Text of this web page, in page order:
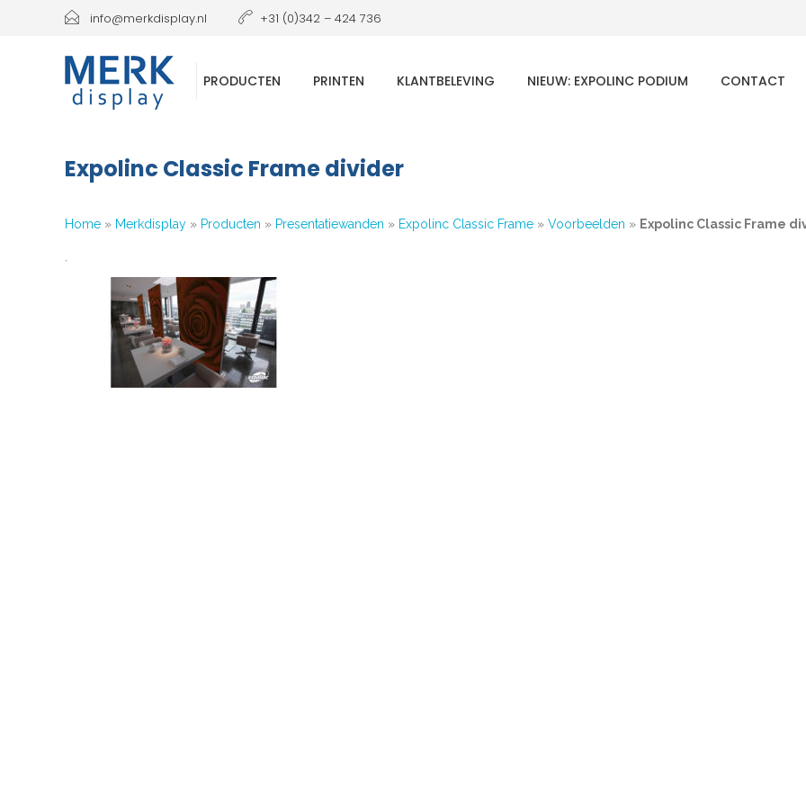
info@merkdisplay.nl +31 (0)342 – 424 736
PRODUCTEN PRINTEN KLANTBELEVING NIEUW: EXPOLINC PODIUM CONTACT
Expolinc Classic Frame divider
Home » Merkdisplay » Producten » Presentatiewanden » Expolinc Classic Frame » Voorbeelden » Expolinc Classic Frame
`